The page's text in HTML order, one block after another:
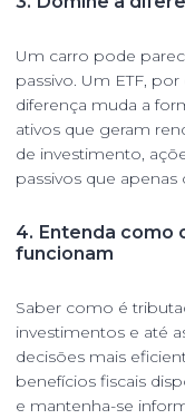
Um carro pode
passivo. Um ETF,
diferença muda a
ativos que geram
de investimento,
passivos que
4. Entenda como
funcionam
Saber como é
investimentos e até
decisões mais
benefícios fiscais
e mantenha-se